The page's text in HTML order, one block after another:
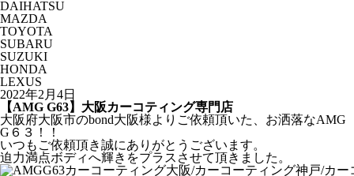
DAIHATSU
MAZDA
TOYOTA
SUBARU
SUZUKI
HONDA
LEXUS
2022年2月4日
【AMG G63】大阪カーコティング専門店
大阪府大阪市のbond大阪様よりご依頼頂いた、お洒落なAMG
G６３！！
いつもご依頼頂き誠にありがとうございます。
迫力満点ボディへ輝きをプラスさせて頂きました。